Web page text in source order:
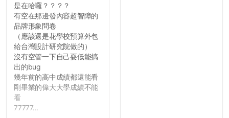
是在哈囉？？？？
有空在那邊發內容超智障的
品牌形象問卷
（應該還是花學校預算外包
給台灣設計研究院做的）
沒有空管一下自己耍低能搞
出的bug
幾年前的高中成績都還能看
剛畢業的偉大大學成績不能
看
77777...